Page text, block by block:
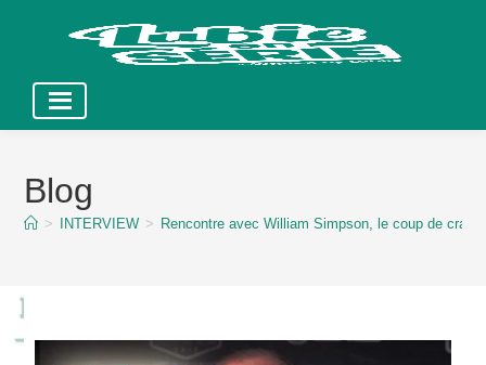
contentBlog
> INTERVIEW > Rencontre avec William Simpson, le coup de